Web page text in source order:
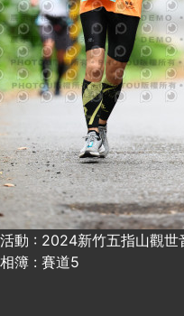
活動 : 2024新竹五指山觀世
相簿 : 賽道5